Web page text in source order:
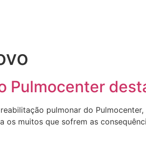
Pulmocenter
pulmonar do
os muitos que sofrem as